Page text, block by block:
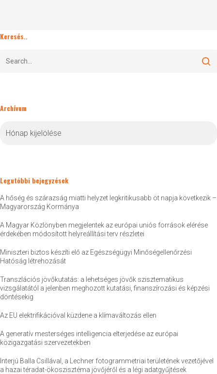
Keresés..
Archívum
Legutóbbi bejegyzések
A hőség és szárazság miatti helyzet legkritikusabb öt napja következik –
Magyarország Kormánya
A Magyar Közlönyben megjelentek az európai uniós források elérése
érdekében módosított helyreállítási terv részletei
Miniszteri biztos készíti elő az Egészségügyi Minőségellenőrzési
Hatóság létrehozását
Transzlációs jövőkutatás: a lehetséges jövők szisztematikus
vizsgálatától a jelenben meghozott kutatási, finanszírozási és képzési
döntésekig
Az EU elektrifikációval küzdene a klímaváltozás ellen
A generatív mesterséges intelligencia elterjedése az európai
közigazgatási szervezetekben
Interjú Balla Csillával, a Lechner fotogrammetriai területének vezetőjével
a hazai téradat-ökoszisztéma jövőjéről és a légi adatgyűjtések